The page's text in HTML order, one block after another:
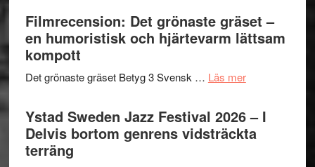
Vrach
Frankenshtey
med
Mulder
och
Dana
titlar
i
Shahab
Mehrabi
till
Kulturs
Filmrecension: Det grönaste gräset –
en humoristisk och hjärtevarm lättsam
kompott
Det grönaste gräset Betyg 3 Svensk … Läs merom
Det
grönaste
gräset
Ystad Sweden Jazz Festival 2026 – I
Delvis bortom genrens vidsträckta
terräng